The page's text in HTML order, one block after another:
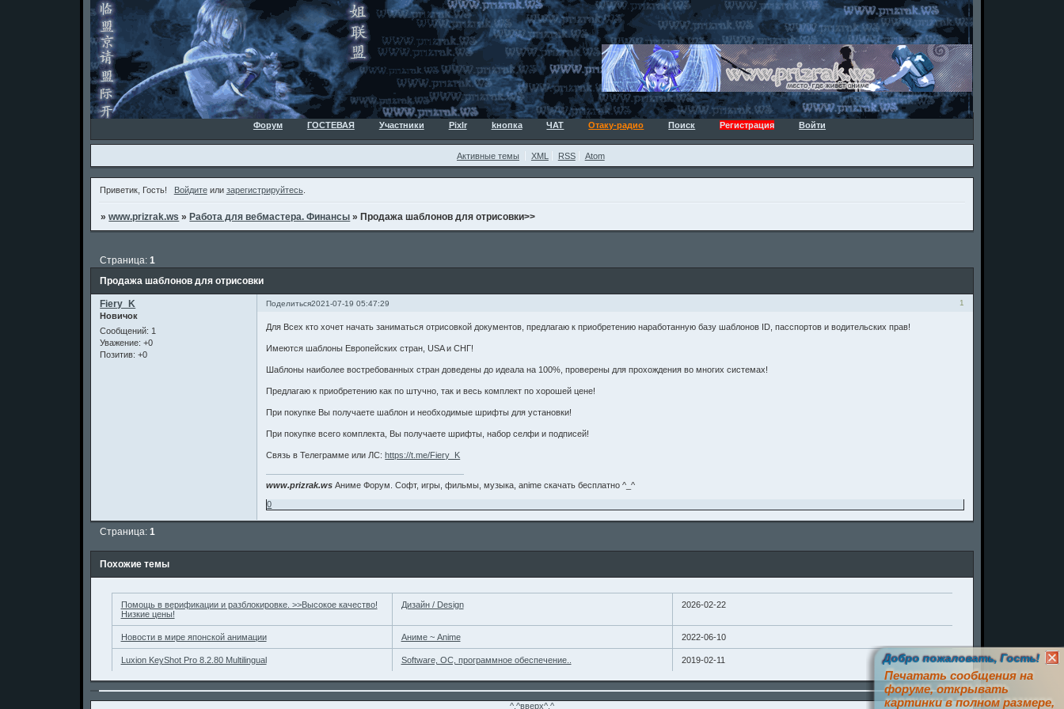
Форум ГОСТЕВАЯ Участники Pixlr kнопка ЧАТ Отаку-радио Поиск Регистрация Войти
Активные темы XML RSS Atom
Приветик, Гость! Войдитеили зарегистрируйтесь.
»www.prizrak.ws » Работа для вебмастера. Финансы » Продажа шаблонов для отрисовки>>
Продажа шаблонов для отрисовки
Страница:1
Поделиться 1
2021-07-19 05:47:29
Fiery_K
Новичок
Сообщений: 1
Уважение: +0
Позитив: +0
Для Всех кто хочет начать заниматься отрисовкой документов, предлагаю к приобретению наработанную базу шаблонов ID, пасспортов и водительских прав!
Имеются шаблоны Европейских стран, USA и СНГ!
Шаблоны наиболее востребованных стран доведены до идеала на 100%, проверены для прохождения во многих системах!
Предлагаю к приобретению как по штучно, так и весь комплект по хорошей цене!
При покупке Вы получаете шаблон и необходимые шрифты для установки!
При покупке всего комплекта, Вы получаете шрифты, набор селфи и подписей!
Связь в Телеграмме или ЛС:https://t.me/Fiery_K
www.prizrak.ws Аниме Форум. Софт, игры, фильмы, музыка, anime скачать бесплатно ^_^
0
Страница:1
Похожие темы
Помощь в верификации и разблокировке. >>Высокое качество!
Низкие цены!
Дизайн / Design 2026-02-22
Новости в мире японской анимации Аниме ~ Anime 2022-06-10
Luxion KeyShot Pro 8.2.80 Multilingual Software, ОС, программное обеспечение.. 2019-02-11
^.^вверх^.^
Добро пожаловать, Гость!
Печатать сообщения на
форуме, открывать
картинки в полном размере,